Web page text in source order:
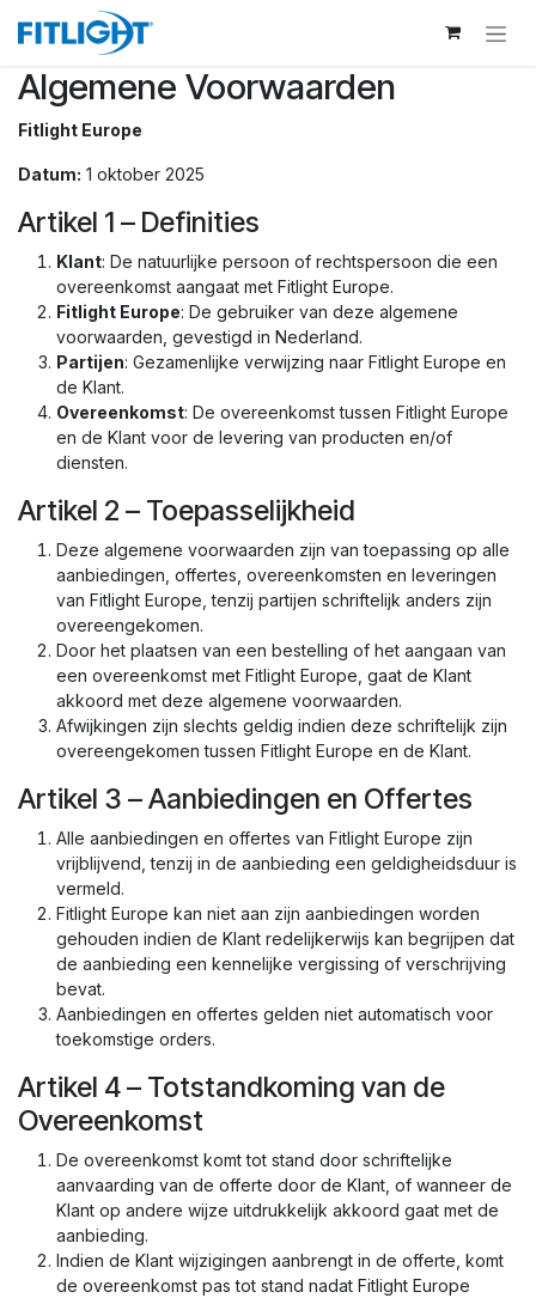
Overslaan naar inhoud
Algemene Voorwaarden
Fitlight Europe
Datum: 1 oktober 2025
Artikel 1 – Definities
Klant: De natuurlijke persoon of rechtspersoon die een
overeenkomst aangaat met Fitlight Europe.
Fitlight Europe: De gebruiker van deze algemene
voorwaarden, gevestigd in Nederland.
Partijen: Gezamenlijke verwijzing naar Fitlight Europe en
de Klant.
Overeenkomst: De overeenkomst tussen Fitlight Europe
en de Klant voor de levering van producten en/of
diensten.
Artikel 2 – Toepasselijkheid
Deze algemene voorwaarden zijn van toepassing op alle
aanbiedingen, offertes, overeenkomsten en leveringen
van Fitlight Europe, tenzij partijen schriftelijk anders zijn
overeengekomen.
Door het plaatsen van een bestelling of het aangaan van
een overeenkomst met Fitlight Europe, gaat de Klant
akkoord met deze algemene voorwaarden.
Afwijkingen zijn slechts geldig indien deze schriftelijk zijn
overeengekomen tussen Fitlight Europe en de Klant.
Artikel 3 – Aanbiedingen en Offertes
Alle aanbiedingen en offertes van Fitlight Europe zijn
vrijblijvend, tenzij in de aanbieding een geldigheidsduur is
vermeld.
Fitlight Europe kan niet aan zijn aanbiedingen worden
gehouden indien de Klant redelijkerwijs kan begrijpen dat
de aanbieding een kennelijke vergissing of verschrijving
bevat.
Aanbiedingen en offertes gelden niet automatisch voor
toekomstige orders.
Artikel 4 – Totstandkoming van de
Overeenkomst
De overeenkomst komt tot stand door schriftelijke
aanvaarding van de offerte door de Klant, of wanneer de
Klant op andere wijze uitdrukkelijk akkoord gaat met de
aanbieding.
Indien de Klant wijzigingen aanbrengt in de offerte, komt
de overeenkomst pas tot stand nadat Fitlight Europe